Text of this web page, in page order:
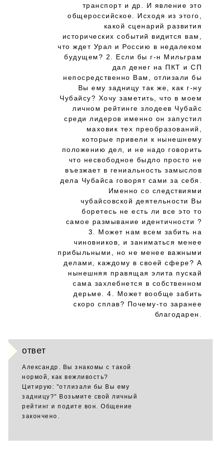
транспорт и др. И явление это
общероссийское. Исходя из этого,
какой сценарий развития
исторических событий видится вам,
что ждет Урал и Россию в недалеком
будущем? 2. Если бы г-н Мильграм
дал денег на ПКТ и СП
непосредственно Вам, отлизали бы
Вы ему задницу так же, как г-ну
Чубайсу? Хочу заметить, что в моем
личном рейтинге злодеев Чубайс
среди лидеров именно он запустил
маховик тех преобразований,
которые привели к нынешнему
положению дел, и не надо говорить
что несвободное быдло просто не
въезжает в гениальность замыслов
дела Чубайса говорят сами за себя.
Именно со следствиями
чубайсовской деятельности Вы
боретесь не есть ли все это то
самое размывание идентичности ?
3. Может нам всем забить на
чиновников, и заниматься менее
прибыльными, но не менее важными
делами, каждому в своей сфере? А
нынешняя правящая элита пускай
сама захлебнется в собственном
дерьме. 4. Может вообще забить
скоро сплав? Почему-то заранее
благодарен.
ответ
Александр. Вы знакомы с такой
нормой, как вежливость?
Цитирую: "отлизали бы Вы ему
задницу?" Возьмите свой личный
рейтинг и подите вон. Общение
закончено.